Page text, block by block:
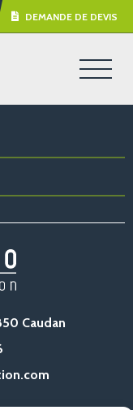
DEMANDE DE DEVIS
Caudan